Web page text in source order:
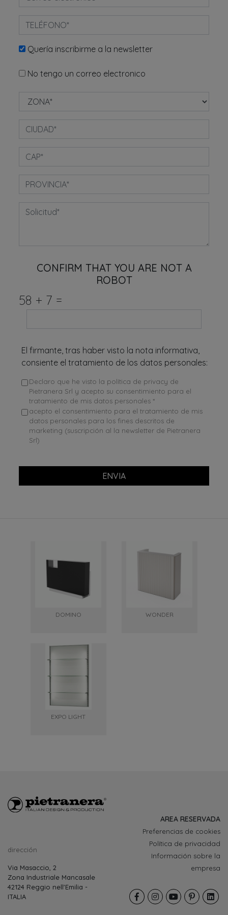
Quería inscribirme a la newsletter
No tengo un correo electronico
CONFIRM THAT YOU ARE NOT A
ROBOT
58 + 7 =
El firmante, tras haber visto la nota informativa,
consiente el tratamiento de los datos personales:
Declaro que he visto la política de privacy de
Pietranera Srl y acepto su consentimiento para el
tratamiento de mis datos personales *
acepto el consentimiento para el tratamiento de mis
datos personales para los fines descritos de
marketing (suscripción al la newsletter de Pietranera
Srl)
ENVIA
DOMINO WONDER
EXPO LIGHT
AREA RESERVADA
dirección
Via Masaccio, 2
Zona Industriale Mancasale
42124 Reggio nell'Emilia -
ITALIA
Preferencias de cookies
Política de privacidad
Información sobre la
empresa